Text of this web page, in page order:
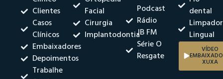
Clientes
Casos
Clínicos
Embaixadores
Depoimentos
Trabalhe
Facial
Cirurgia
Implantodontia
Podcast
Rádio
JB FM
Série O
Resgate
dental
Limpador
Lingual
VÍDEO
XUXA